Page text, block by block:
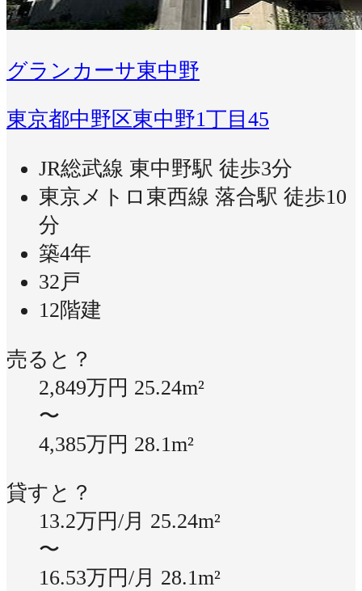
グランカーサ東中野
東京都中野区東中野1丁目45
JR総武線 東中野駅 徒歩3分
東京メトロ東西線 落合駅 徒歩10
分
築4年
32戸
12階建
売ると？
2,849万円 25.24m²
〜
4,385万円 28.1m²
貸すと？
13.2万円/月 25.24m²
〜
16.53万円/月 28.1m²